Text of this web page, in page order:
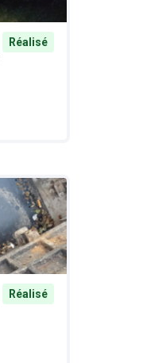
Réalisé
Réalisé